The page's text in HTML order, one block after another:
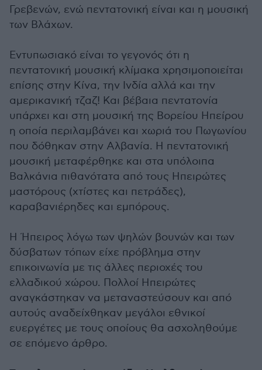
Γρεβενών, ενώ πεντατονική είναι και η μουσική
των Βλάχων.
Εντυπωσιακό είναι το γεγονός ότι η
πεντατονική μουσική κλίμακα χρησιμοποιείται
επίσης στην Κίνα, την Ινδία αλλά και την
αμερικανική τζαζ! Και βέβαια πεντατονία
υπάρχει και στη μουσική της Βορείου Ηπείρου
η οποία περιλαμβάνει και χωριά του Πωγωνίου
που δόθηκαν στην Αλβανία. Η πεντατονική
μουσική μεταφέρθηκε και στα υπόλοιπα
Βαλκάνια πιθανότατα από τους Ηπειρώτες
μαστόρους (χτίστες και πετράδες),
καραβανιέρηδες και εμπόρους.
Η Ήπειρος λόγω των ψηλών βουνών και των
δύσβατων τόπων είχε πρόβλημα στην
επικοινωνία με τις άλλες περιοχές του
ελλαδικού χώρου. Πολλοί Ηπειρώτες
αναγκάστηκαν να μεταναστεύσουν και από
αυτούς αναδείχθηκαν μεγάλοι εθνικοί
ευεργέτες με τους οποίους θα ασχοληθούμε
σε επόμενο άρθρο.